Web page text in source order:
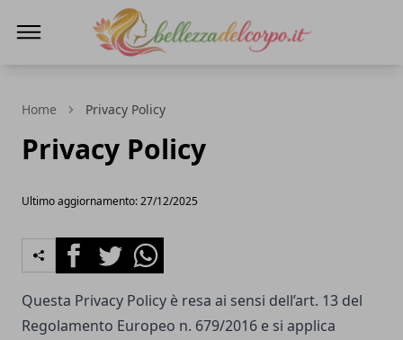
Home Privacy Policy
Privacy Policy
Ultimo aggiornamento: 27/12/2025
FacebookTwitterWhatsapp
Questa Privacy Policy è resa ai sensi dell’art. 13 del
Regolamento Europeo n. 679/2016 e si applica